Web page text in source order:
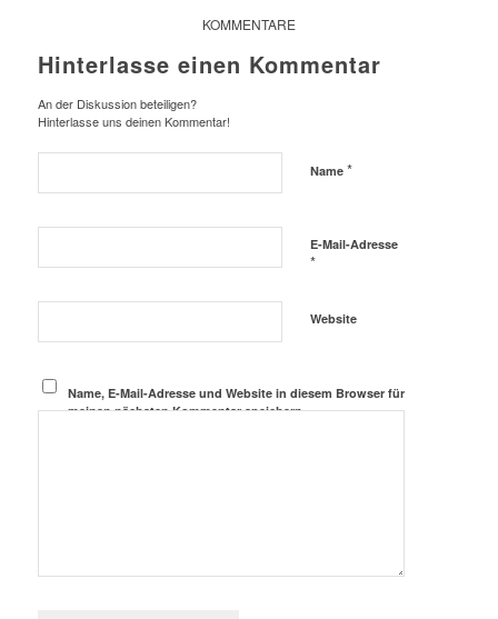
KOMMENTARE
Hinterlasse einen Kommentar
An der Diskussion beteiligen?
Hinterlasse uns deinen Kommentar!
Name *
E-Mail-Adresse
*
Website
Name, E-Mail-Adresse und Website in diesem Browser für
meinen nächsten Kommentar speichern.